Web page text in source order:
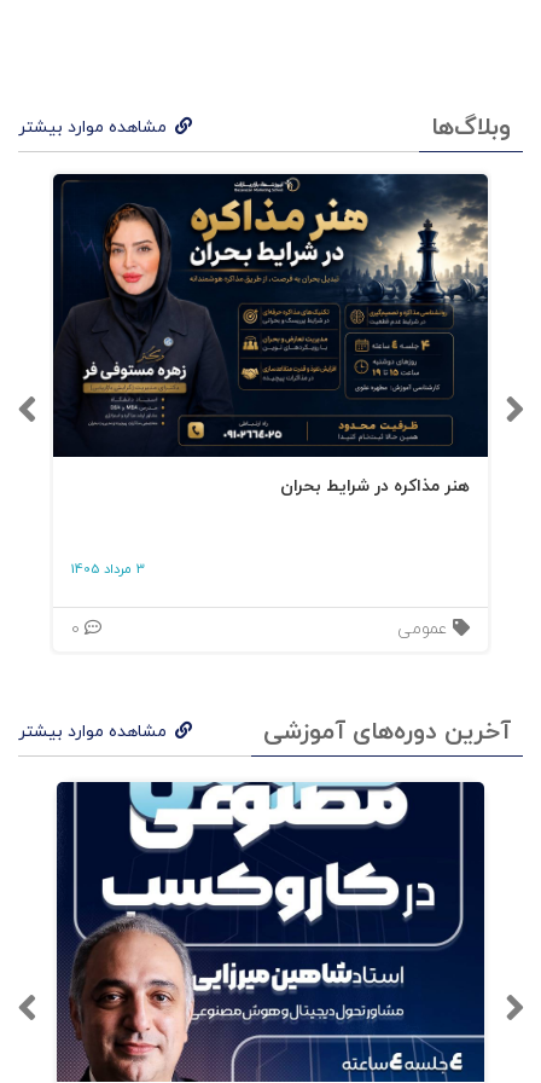
قانون دوم
تصور کنید که میتوانید به چه کسی
تبدیل شوید و سپس تنها بر همان هدف تمرکز کنید
قانون سوممسائل ناخوشایند را در ابهام پنهان
نکنید
قانون چهارمتوجه داشته باشید فرصتها در جایی
پنهان میشوند که مسئولیت پذیری نادیده گرفته
شده است
اتفاقی می افتد
قانون هشتمسعی کنید در منزل خود یکی از اتاقها
را به زیباترین شکل ممکن بیارایید
قانون نهماگر خاطرات گذشته هنوز شما را آشفته
میکنند آنها را با دقت و به طور کامل بنویسید
قانون دهمبرنامه ریزی کنید و با جدیت تلاش کنید
وبلاگ‌ها مشاهده موارد بیشتر
هنر مذاکره در شرایط بحران
3 مرداد 1405
عمومی
آخرین دوره‌های آموزشی مشاهده موارد بیشتر